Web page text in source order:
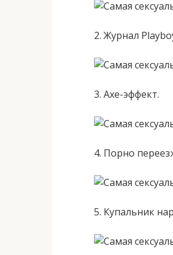
2. Журнал
3. Axe-эффект.
4. Порно
5. Купальник